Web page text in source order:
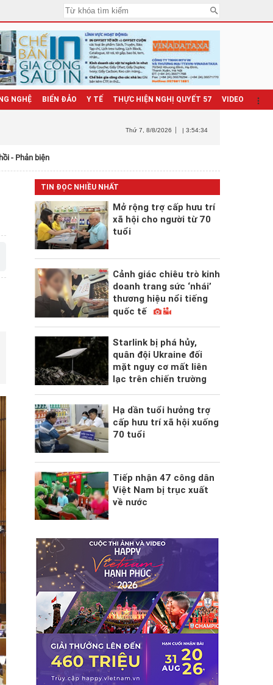
NGHỆ BIỂN ĐẢO Y TẾ THỰC HIỆN NGHỊ QUYẾT 57 VIDEO
Thứ 7 , 8/8/2026 | 3:54:35
- Phản biện
TIN ĐỌC NHIỀU NHẤT
Mở rộng trợ cấp hưu trí
xã hội cho người từ 70
tuổi
Cảnh giác chiêu trò kinh
doanh trang sức ‘nhái’
thương hiệu nổi tiếng
quốc tế
Starlink bị phá hủy,
quân đội Ukraine đối
mặt nguy cơ mất liên
lạc trên chiến trường
Hạ dần tuổi hưởng trợ
cấp hưu trí xã hội xuống
70 tuổi
Tiếp nhận 47 công dân
Việt Nam bị trục xuất
về nước